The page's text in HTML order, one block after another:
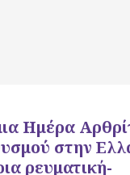
Ημέρα
στην
ρευματική-